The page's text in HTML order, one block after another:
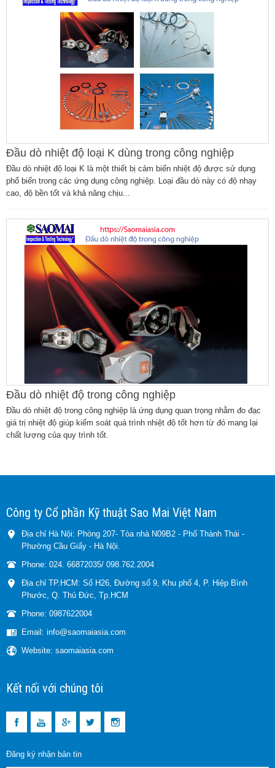
Đầu dò nhiệt độ loại K dùng trong công nghiệp
Đầu dò nhiệt độ loại K là một thiết bị cảm biến nhiệt độ được sử dụng
phổ biến trong các ứng dụng công nghiệp. Loại đầu dò này có độ nhạy
cao, độ bền tốt và khả năng chịu...
Đầu dò nhiệt độ trong công nghiệp
Đầu dò nhiệt độ trong công nghiệp là ứng dụng quan trọng nhằm đo đạc
giá trị nhiệt độ giúp kiểm soát quá trình nhiệt độ tốt hơn từ đó mang lại
Công ty Cổ phần Kỹ thuật Sao Mai Việt Nam
Địa chỉ Hà Nội: Phòng 207- Tòa nhà N09B2 - Phố Thành Thái -
Phường Cầu Giấy - Hà Nội.
Phone: 024. 66872035/ 098.762.2004
Địa chỉ TP.HCM: Số H26, Đường số 9, Khu phố 4, P. Hiệp Bình
Phước, Q. Thủ Đức, Tp.HCM
Phone: 0987622004
Email: info@saomaiasia.com
Website: saomaiasia.com
Kết nối với chúng tôi
Đăng ký nhận bản tin